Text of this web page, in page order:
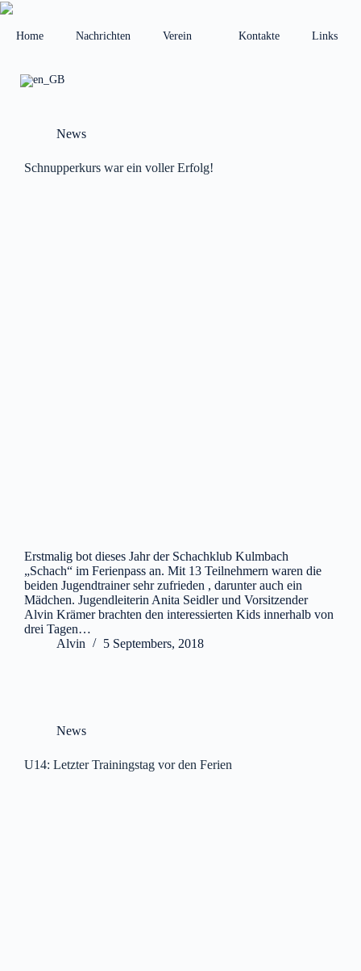
Zum
springen
Home Nachrichten Verein Kontakte Links
News
Schnupperkurs war ein voller Erfolg!
Erstmalig bot dieses Jahr der Schachklub Kulmbach
„Schach“ im Ferienpass an. Mit 13 Teilnehmern waren die
beiden Jugendtrainer sehr zufrieden , darunter auch ein
Mädchen. Jugendleiterin Anita Seidler und Vorsitzender
Alvin Krämer brachten den interessierten Kids innerhalb von
drei Tagen…
Alvin
5 Septembers, 2018
News
U14: Letzter Trainingstag vor den Ferien